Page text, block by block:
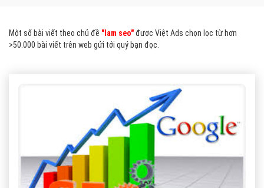
Một số bài viết theo chủ đề "lam seo"được Việt Ads chọn lọc từ hơn
>50.000 bài viết trên web gửi tới quý bạn đọc.